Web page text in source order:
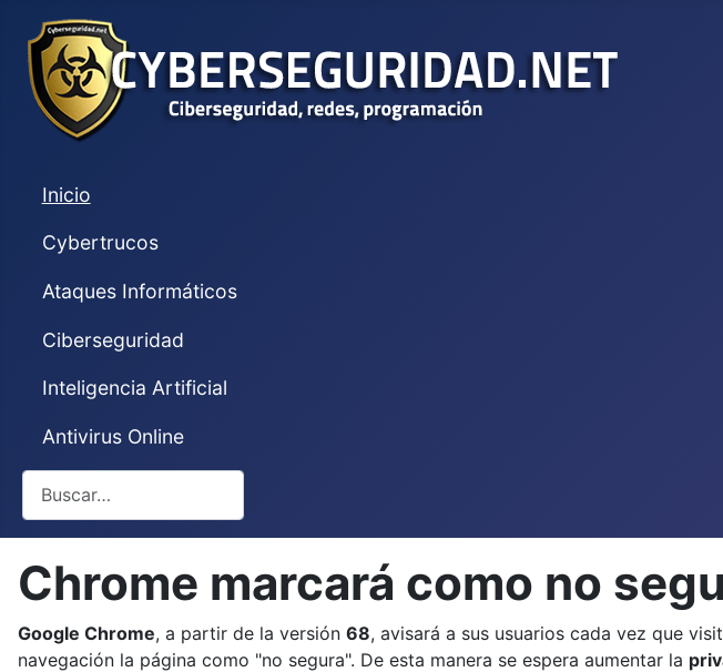
Inicio
Cybertrucos
Ataques Informáticos
Ciberseguridad
Inteligencia Artificial
Antivirus Online
Buscar
Chrome marcará como no
Google Chrome, a partir de la versión 68, avisará a sus usuarios cada vez que
navegación la página como "no segura". De esta manera se espera aumentar la